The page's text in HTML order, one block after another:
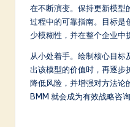
在不断演变。保持更新模型
过程中的可靠指南。目标是
少模糊性，并在整个企业中
从小处着手。绘制核心目
出该模型的价值时，再逐步
降低风险，并增强对方法论
BMM 就会成为有效战略咨询